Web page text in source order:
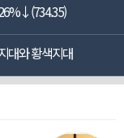
대와 황색지대